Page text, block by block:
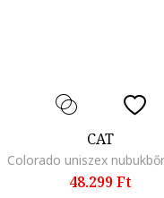
CAT
48.299 Ft